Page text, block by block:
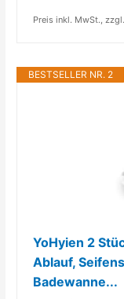
Preis inkl. MwSt.,
BESTSELLER NR. 2
YoHyien 2
Ablauf,
Badewanne...